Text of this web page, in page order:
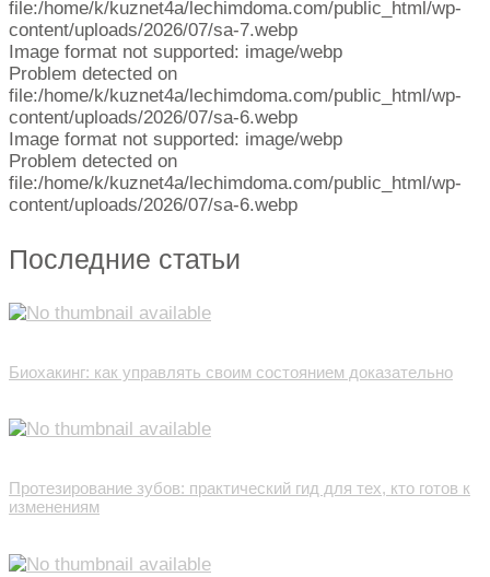
file:/home/k/kuznet4a/lechimdoma.com/public_html/wp-
content/uploads/2026/07/sa-7.webp
Image format not supported: image/webp
Problem detected on
file:/home/k/kuznet4a/lechimdoma.com/public_html/wp-
content/uploads/2026/07/sa-6.webp
Image format not supported: image/webp
Problem detected on
file:/home/k/kuznet4a/lechimdoma.com/public_html/wp-
content/uploads/2026/07/sa-6.webp
Последние статьи
Биохакинг: как управлять своим состоянием доказательно
Протезирование зубов: практический гид для тех, кто готов к
изменениям